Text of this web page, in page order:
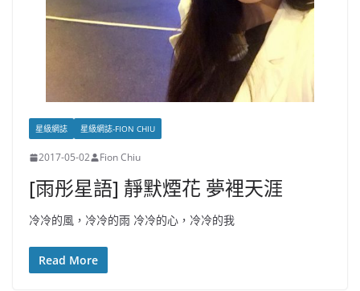
星級網誌 星級網誌-FION CHIU
2017-05-02 Fion Chiu
[雨彤星語] 靜默煙花 夢裡天涯
冷冷的風，冷冷的雨 冷冷的心，冷冷的我
Read More